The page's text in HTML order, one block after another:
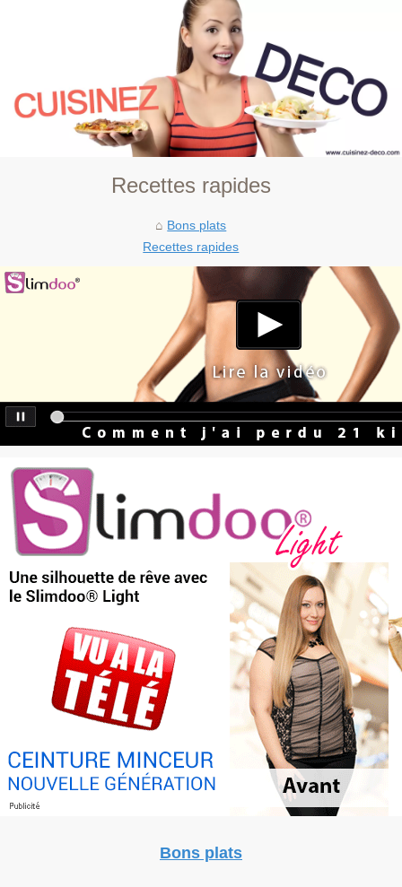
Recettes rapides
Bons plats
Recettes rapides
Bons plats